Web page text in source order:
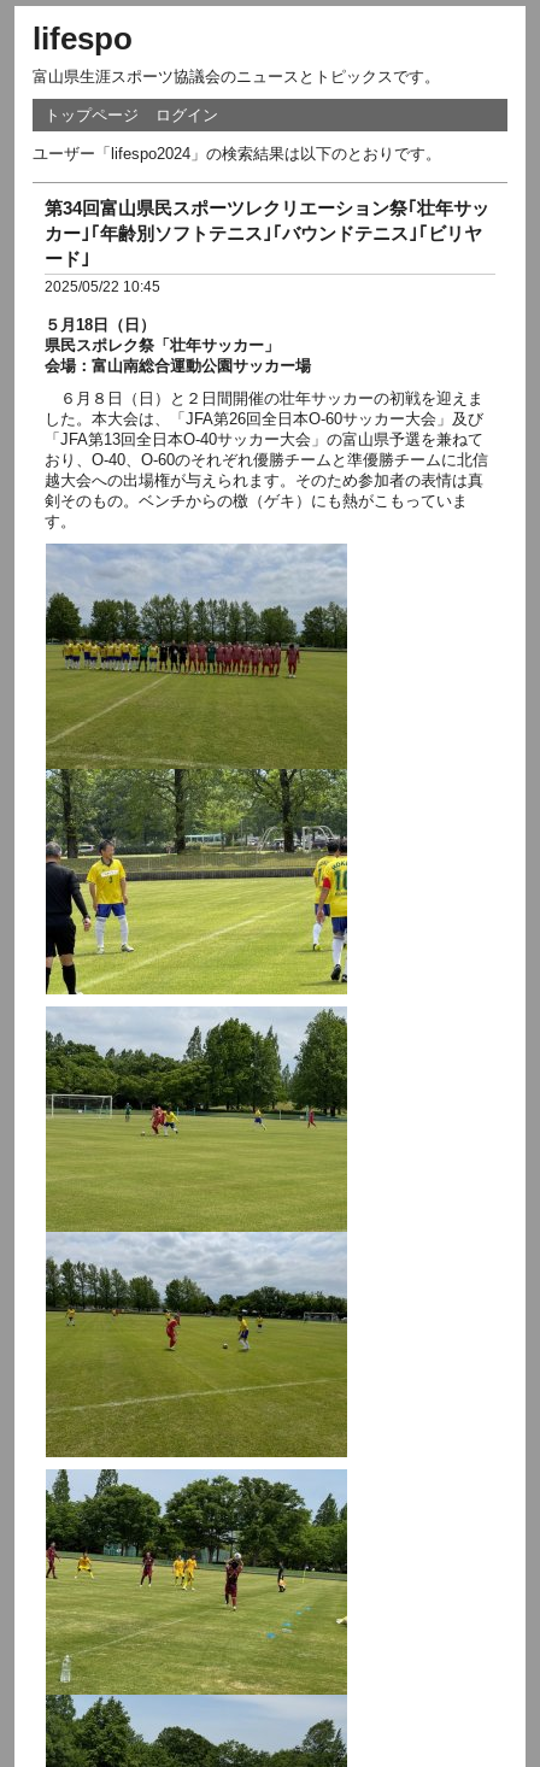
lifespo
富山県生涯スポーツ協議会のニュースとトピックスです。
トップページ ログイン
ユーザー「lifespo2024」の検索結果は以下のとおりです。
第34回富山県民スポーツレクリエーション祭｢壮年サッ
カー｣｢年齢別ソフトテニス｣｢バウンドテニス｣｢ビリヤ
ード｣
2025/05/22 10:45
５月18日（日）
県民スポレク祭「壮年サッカー」
会場：富山南総合運動公園サッカー場
６月８日（日）と２日間開催の壮年サッカーの初戦を迎えま
した。本大会は、「JFA第26回全日本O-60サッカー大会」及び
「JFA第13回全日本O-40サッカー大会」の富山県予選を兼ねて
おり、O-40、O-60のそれぞれ優勝チームと準優勝チームに北信
越大会への出場権が与えられます。そのため参加者の表情は真
剣そのもの。ベンチからの檄（ゲキ）にも熱がこもっていま
す。